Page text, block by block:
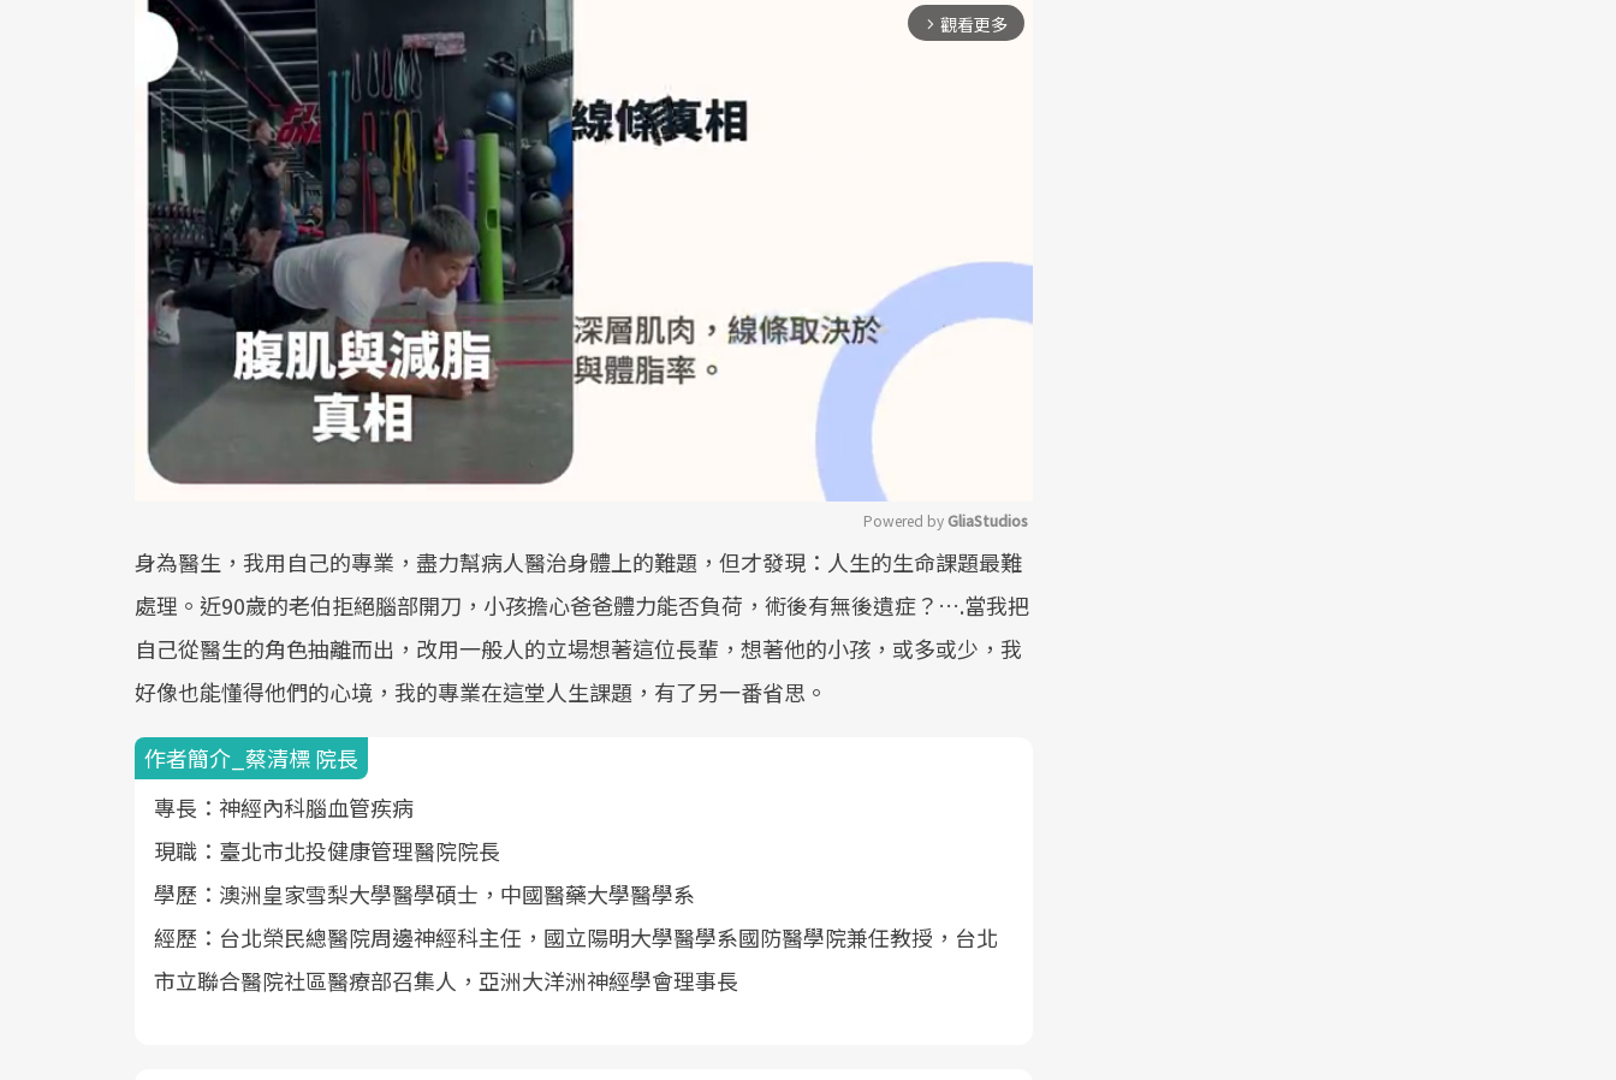
arrow_forward_ios 觀看更多
Mute
Powered by GliaStudios
身為醫生，我用自己的專業，盡力幫病人醫治身體上的難題，但才發現：人生的生命課題最難
處理。近90歲的老伯拒絕腦部開刀，小孩擔心爸爸體力能否負荷，術後有無後遺症？….當我把
自己從醫生的角色抽離而出，改用一般人的立場想著這位長輩，想著他的小孩，或多或少，我
好像也能懂得他們的心境，我的專業在這堂人生課題，有了另一番省思。
作者簡介_蔡清標 院長
專長：神經內科腦血管疾病
現職：臺北市北投健康管理醫院院長
學歷：澳洲皇家雪梨大學醫學碩士，中國醫藥大學醫學系
經歷：台北榮民總醫院周邊神經科主任，國立陽明大學醫學系國防醫學院兼任教授，台北
市立聯合醫院社區醫療部召集人，亞洲大洋洲神經學會理事長